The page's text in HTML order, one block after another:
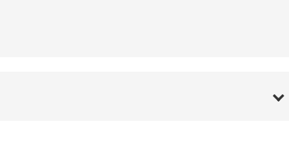
を習得して、明日からのサロンワークに活